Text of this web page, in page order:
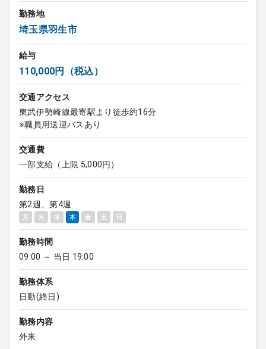
勤務地
埼玉県羽生市
給与
110,000円（税込）
交通アクセス
東武伊勢崎線最寄駅より徒歩約16分
※職員用送迎バスあり
交通費
一部支給（上限 5,000円）
勤務日
第2週、第4週
月 火 水 木 金 土 日
勤務時間
09:00 ～ 当日 19:00
勤務体系
日勤(終日)
勤務内容
外来